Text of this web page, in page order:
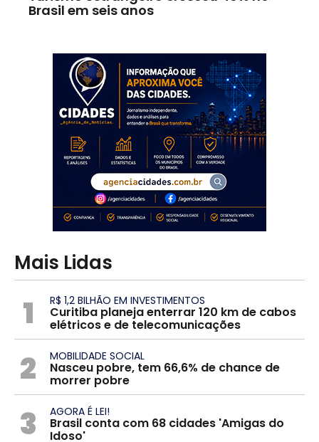
Brasil em seis anos
Mais Lidas
1 R$ 1,2 BILHÃO EM INVESTIMENTOS
Curitiba planeja enterrar 120 km de cabos
elétricos e de telecomunicações
2 MOBILIDADE SOCIAL
Nasceu pobre, tem 66,6% de chance de
morrer pobre
3 AGORA É LEI!
Brasil conta com 68 cidades 'Amigas do
Idoso'